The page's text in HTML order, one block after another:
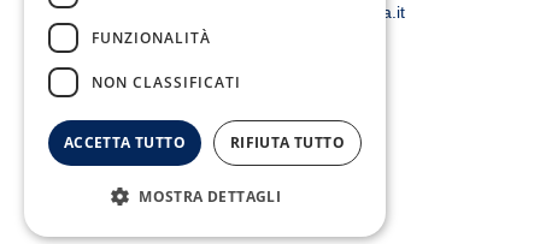
smacampaniaspa@pec.it –
info@smacampania.it
FUNZIONALITÀ
NON CLASSIFICATI
ACCETTA TUTTO RIFIUTA TUTTO
MOSTRA DETTAGLI